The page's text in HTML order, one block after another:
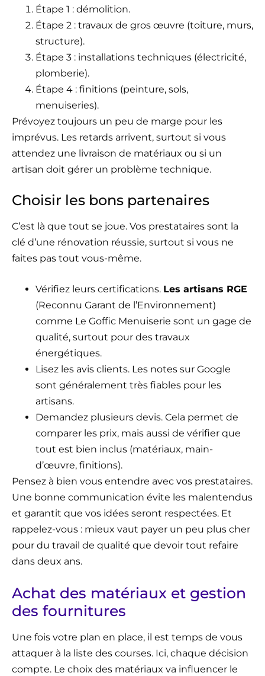
Étape 1 : démolition.
Étape 2 : travaux de gros œuvre (toiture, murs,
structure).
Étape 3 : installations techniques (électricité,
plomberie).
Étape 4 : finitions (peinture, sols,
menuiseries).
Prévoyez toujours un peu de marge pour les
imprévus. Les retards arrivent, surtout si vous
attendez une livraison de matériaux ou si un
artisan doit gérer un problème technique.
Choisir les bons partenaires
C’est là que tout se joue. Vos prestataires sont la
clé d’une rénovation réussie, surtout si vous ne
faites pas tout vous-même.
Vérifiez leurs certifications. Les artisans RGE
(Reconnu Garant de l’Environnement)
comme Le Goffic Menuiserie sont un gage de
qualité, surtout pour des travaux
énergétiques.
Lisez les avis clients. Les notes sur Google
sont généralement très fiables pour les
artisans.
Demandez plusieurs devis. Cela permet de
comparer les prix, mais aussi de vérifier que
tout est bien inclus (matériaux, main-
d’œuvre, finitions).
Pensez à bien vous entendre avec vos prestataires.
Une bonne communication évite les malentendus
et garantit que vos idées seront respectées. Et
rappelez-vous : mieux vaut payer un peu plus cher
pour du travail de qualité que devoir tout refaire
dans deux ans.
Achat des matériaux et gestion
des fournitures
Une fois votre plan en place, il est temps de vous
attaquer à la liste des courses. Ici, chaque décision
compte. Le choix des matériaux va influencer le